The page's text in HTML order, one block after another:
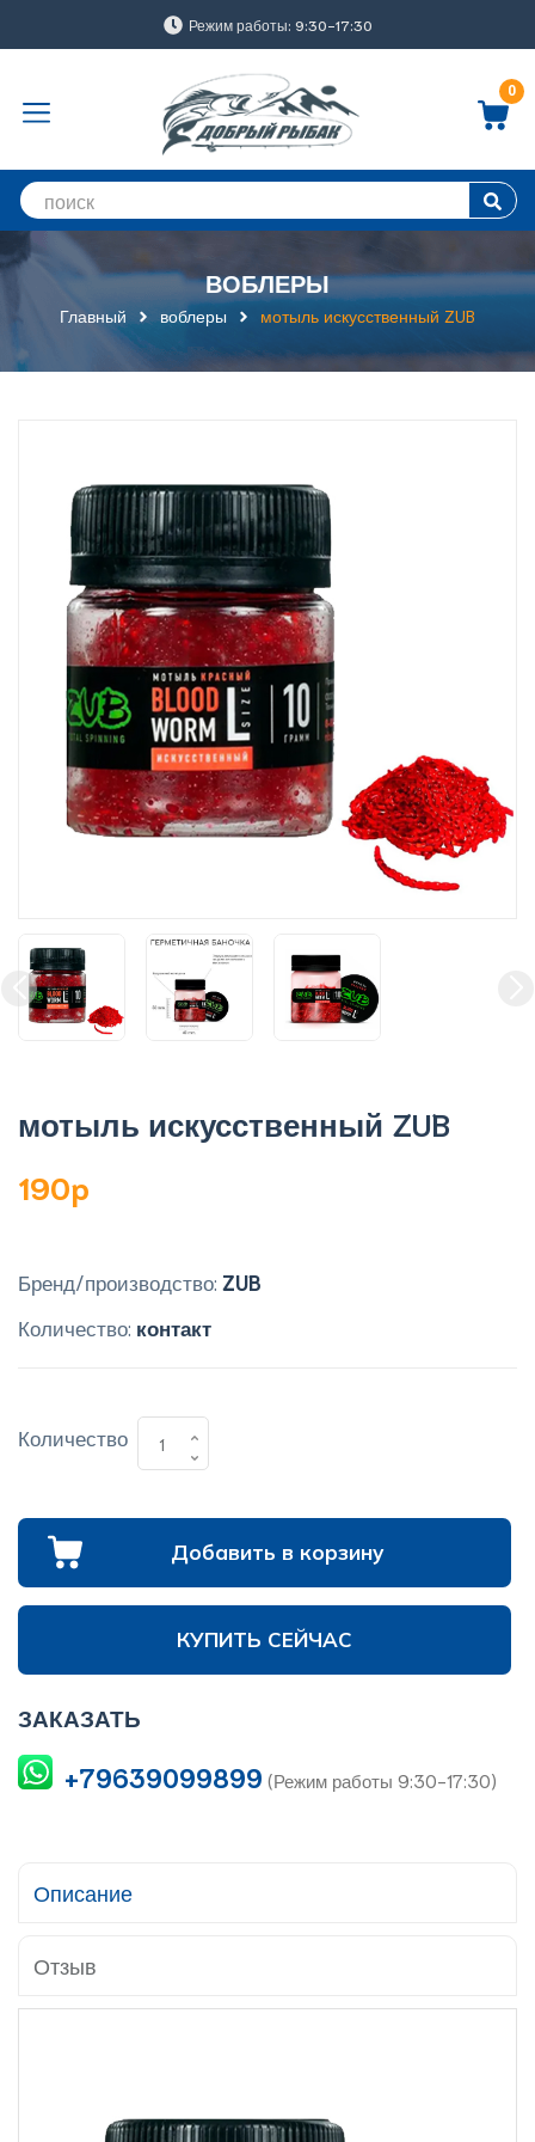
Режим работы: 9:30-17:30
0
ВОБЛЕРЫ
Главный воблеры мотыль искусственный ZUB
мотыль искусственный ZUB
190p
Бренд/производство: ZUB
Количество: контакт
Количество
Добавить в корзину
КУПИТЬ СЕЙЧАС
ЗАКАЗАТЬ
+79639099899 (Режим работы 9:30-17:30)
Описание
Отзыв